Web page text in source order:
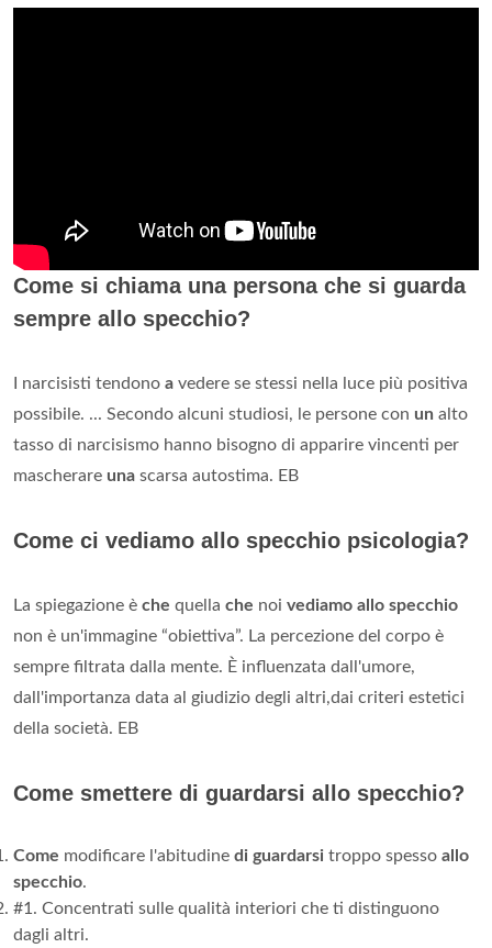
Come si chiama una persona che si guarda
sempre allo specchio?
I narcisisti tendono a vedere se stessi nella luce più positiva
possibile. ... Secondo alcuni studiosi, le persone con un alto
tasso di narcisismo hanno bisogno di apparire vincenti per
mascherare una scarsa autostima. EB
Come ci vediamo allo specchio psicologia?
La spiegazione è che quella che noi vediamo allo specchio
non è un'immagine “obiettiva”. La percezione del corpo è
sempre filtrata dalla mente. È influenzata dall'umore,
dall'importanza data al giudizio degli altri,dai criteri estetici
della società. EB
Come smettere di guardarsi allo specchio?
Come modificare l'abitudine di guardarsi troppo spesso allo
specchio.
#1. Concentrati sulle qualità interiori che ti distinguono
dagli altri.